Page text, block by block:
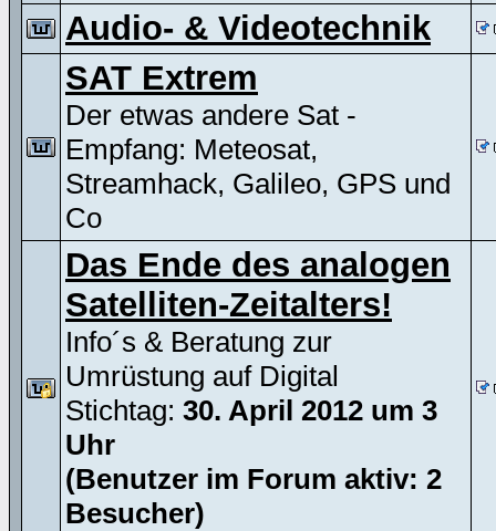
Audio- & Videotechnik
SAT Extrem
Der etwas andere Sat -
Empfang: Meteosat,
Streamhack, Galileo, GPS und
Co
Das Ende des analogen
Satelliten-Zeitalters!
Info´s & Beratung zur
Umrüstung auf Digital
Stichtag: 30. April 2012 um 3
Uhr
(Benutzer im Forum aktiv: 2
Besucher)